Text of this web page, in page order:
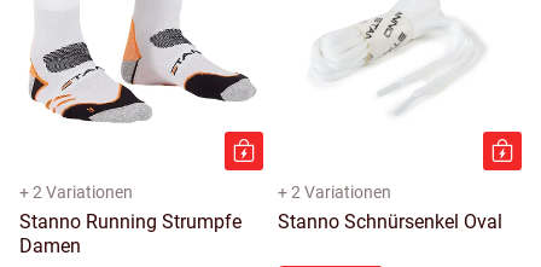
+ 2 Variationen
Stanno Running Strumpfe
Damen
+ 2 Variationen
Stanno Schnürsenkel Oval